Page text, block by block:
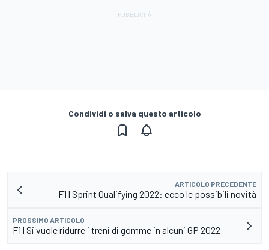
Condividi o salva questo articolo
ARTICOLO PRECEDENTE
F1 | Sprint Qualifying 2022: ecco le possibili novità
PROSSIMO ARTICOLO
F1 | Si vuole ridurre i treni di gomme in alcuni GP 2022